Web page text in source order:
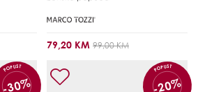
79,20 KM 99,00 KM
POPUST
-30%
POPUST
-20%